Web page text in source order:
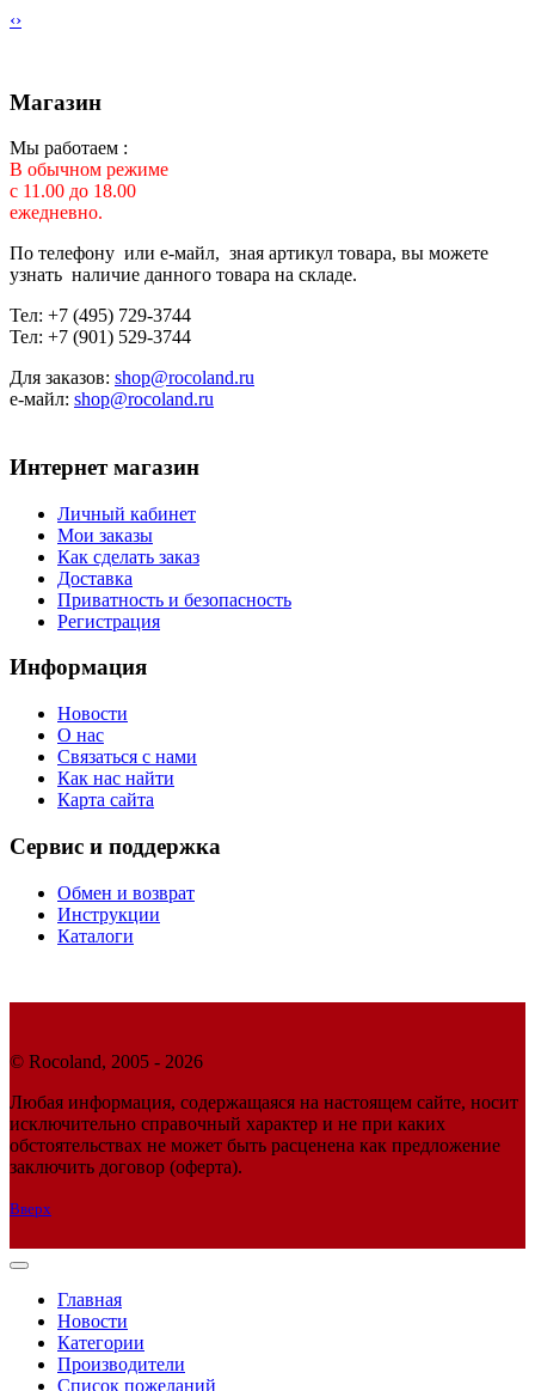
‹›
Магазин
Мы работаем :
В обычном режиме
с 11.00 до 18.00
ежедневно.
По телефону или е-майл, зная артикул товара, вы можете
узнать наличие данного товара на складе.
Тел: +7 (495) 729-3744
Тел: +7 (901) 529-3744
Для заказов: shop@rocoland.ru
е-майл: shop@rocoland.ru
Интернет магазин
Личный кабинет
Мои заказы
Как сделать заказ
Доставка
Приватность и безопасность
Регистрация
Информация
Новости
О нас
Связаться с нами
Как нас найти
Карта сайта
Сервис и поддержка
Обмен и возврат
Инструкции
Каталоги
© Rocoland, 2005 - 2026
Любая информация, содержащаяся на настоящем сайте, носит
исключительно справочный характер и не при каких
обстоятельствах не может быть расценена как предложение
заключить договор (оферта).
Вверх
Главная
Новости
Категории
Производители
Список пожеланий